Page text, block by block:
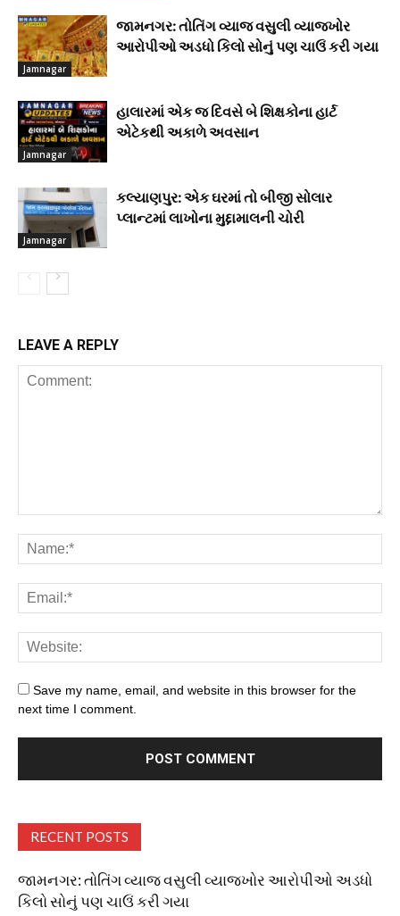
Jamnagar
જામનગર: તોતિંગ વ્યાજ વસુલી વ્યાજખોર
આરોપીઓ અડધો કિલો સોનું પણ ચાઉં કરી ગયા
Jamnagar
હાલારમાં એક જ દિવસે બે શિક્ષકોના હાર્ટ
એટેકથી અકાળે અવસાન
Jamnagar
કલ્યાણપુર: એક ઘરમાં તો બીજી સોલાર
પ્લાન્ટમાં લાખોના મુદ્દામાલની ચોરી
LEAVE A REPLY
Save my name, email, and website in this browser for the
next time I comment.
RECENT POSTS
જામનગર: તોતિંગ વ્યાજ વસુલી વ્યાજખોર આરોપીઓ અડધો
કિલો સોનું પણ ચાઉં કરી ગયા